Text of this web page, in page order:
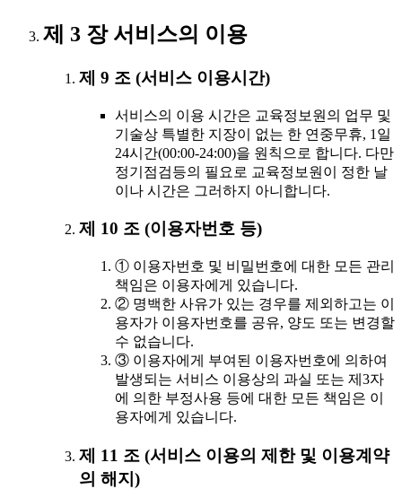
제 3 장 서비스의 이용
제 9 조 (서비스 이용시간)
서비스의 이용 시간은 교육정보원의 업무 및
기술상 특별한 지장이 없는 한 연중무휴, 1일
24시간(00:00-24:00)을 원칙으로 합니다. 다만
정기점검등의 필요로 교육정보원이 정한 날
이나 시간은 그러하지 아니합니다.
제 10 조 (이용자번호 등)
① 이용자번호 및 비밀번호에 대한 모든 관리
책임은 이용자에게 있습니다.
② 명백한 사유가 있는 경우를 제외하고는 이
용자가 이용자번호를 공유, 양도 또는 변경할
수 없습니다.
③ 이용자에게 부여된 이용자번호에 의하여
발생되는 서비스 이용상의 과실 또는 제3자
에 의한 부정사용 등에 대한 모든 책임은 이
용자에게 있습니다.
제 11 조 (서비스 이용의 제한 및 이용계약
의 해지)